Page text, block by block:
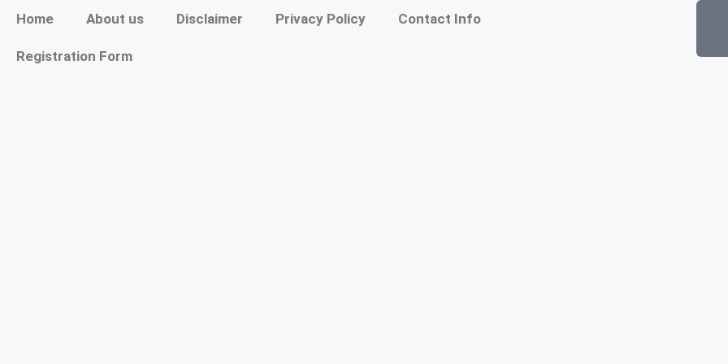
Home About us Disclaimer Privacy Policy Contact Info
Registration Form